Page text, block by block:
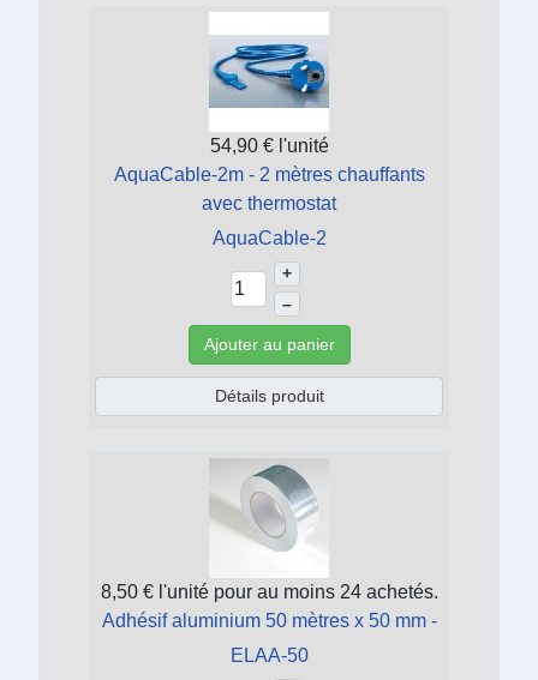
54,90 € l'unité
AquaCable-2m - 2 mètres chauffants
avec thermostat
AquaCable-2
+
–
Ajouter au panier
Détails produit
8,50 € l'unité pour au moins 24 achetés.
Adhésif aluminium 50 mètres x 50 mm -
ELAA-50